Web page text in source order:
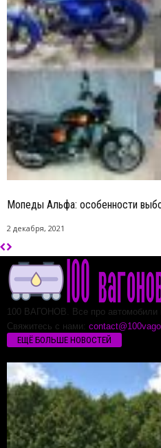
Мопеды Альфа: особенности
2 декабря, 2021
100 ВАГОНОВ. Все про автомобили
Свяжитесь с нами:
ЕЩЁ БОЛЬШЕ НОВОСТЕЙ